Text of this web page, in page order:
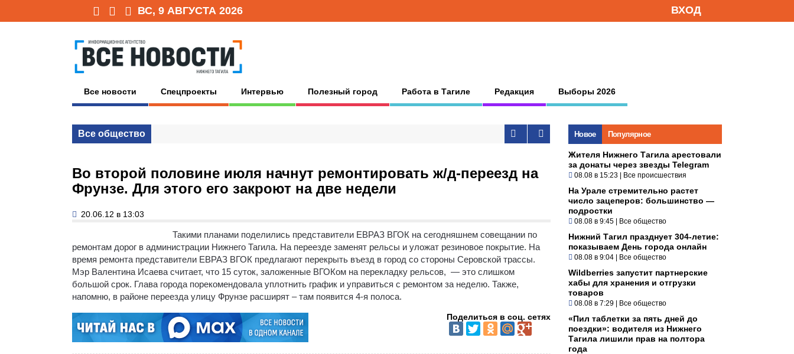
ВС, 9 АВГУСТА 2026 ВХОД
Все новости Спецпроекты Интервью Полезный город Работа в Тагиле Редакция Выборы 2026
Все общество
Во второй половине июля начнут ремонтировать ж/д-переезд на
Фрунзе. Для этого его закроют на две недели
20.06.12 в 13:03
Такими планами поделились представители ЕВРАЗ ВГОК на сегодняшнем совещании по
ремонтам дорог в администрации Нижнего Тагила. На переезде заменят рельсы и уложат резиновое покрытие. На
время ремонта представители ЕВРАЗ ВГОК предлагают перекрыть въезд в город со стороны Серовской трассы.
Мэр Валентина Исаева считает, что 15 суток, заложенные ВГОКом на перекладку рельсов, — это слишком
большой срок. Глава города порекомендовала уплотнить график и управиться с ремонтом за неделю. Также,
напомню, в районе переезда улицу Фрунзе расширят – там появится 4-я полоса.
Поделиться в соц. сетях
Новое Популярное
Жителя Нижнего Тагила арестовали
за донаты через звезды Telegram
08.08 в 15:23 | Все происшествия
На Урале стремительно растет
число зацеперов: большинство —
подростки
08.08 в 9:45 | Все общество
Нижний Тагил празднует 304-летие:
показываем День города онлайн
08.08 в 9:04 | Все общество
Wildberries запустит партнерские
хабы для хранения и отгрузки
товаров
08.08 в 7:29 | Все общество
«Пил таблетки за пять дней до
поездки»: водителя из Нижнего
Тагила лишили прав на полтора
года